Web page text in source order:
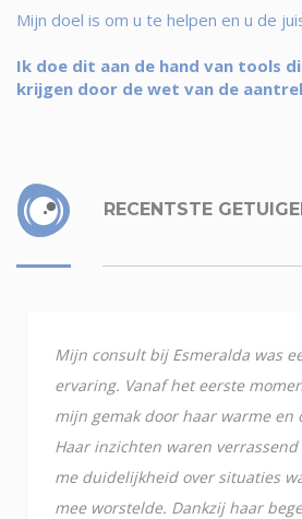
Mijn doel is om u te helpen en u de
Ik doe dit aan de hand van tools
krijgen door de wet van de
RECENTSTE
Mijn consult bij Esmeralda was
ervaring. Vanaf het eerste
mijn gemak door haar warme en
Haar inzichten waren
me duidelijkheid over situaties
mee worstelde. Dankzij haar